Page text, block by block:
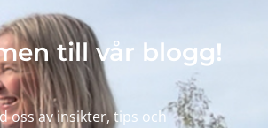
till vår blogg!
oss av insikter, tips och